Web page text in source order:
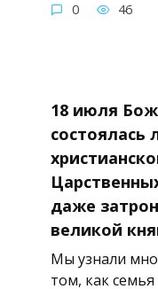
0 46
18 июля
состоялась
даже
великой
Мы узнали
том, как семья